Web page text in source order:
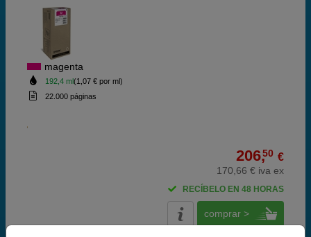
magenta
192,4 ml(1,07 € por ml)
22.000 páginas
206,50 €
170,66 € iva ex
RECÍBELO EN 48 HORAS
comprar >